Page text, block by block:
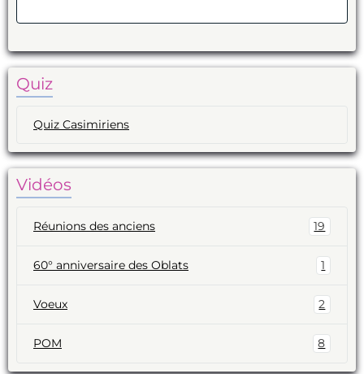
Quiz
Quiz Casimiriens
Vidéos
Réunions des anciens 19
60° anniversaire des Oblats 1
Voeux 2
POM 8